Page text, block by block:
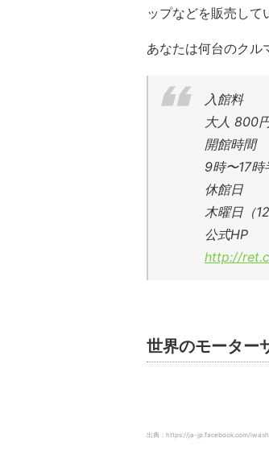
ップなどを販売して
あなたは何台のクル
入館料
大人 800
開館時間
9時〜17時
休館日
木曜日（
公式HP
http://
世界のモーター
出典：https://ja-jp.facebook.com/